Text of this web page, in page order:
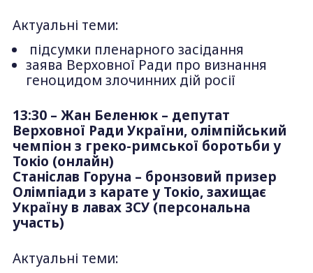
Актуальні теми:
підсумки пленарного засідання
заява Верховної Ради про визнання
геноцидом злочинних дій росії
13:30 – Жан Беленюк – депутат
Верховної Ради України, олімпійський
чемпіон з греко-римської боротьби у
Токіо (онлайн)
Станіслав Горуна – бронзовий призер
Олімпіади з карате у Токіо, захищає
Україну в лавах ЗСУ (персональна
участь)
Актуальні теми: